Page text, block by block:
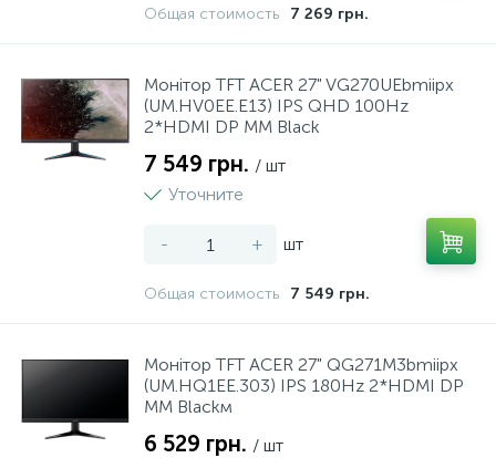
Общая стоимость 7 269 грн.
Монiтор TFT ACER 27" VG270UEbmiipx
(UM.HV0EE.E13) IPS QHD 100Hz
2*HDMI DP MM Black
7 549 грн. / шт
Уточните
- + шт
Общая стоимость 7 549 грн.
Монiтор TFT ACER 27" QG271M3bmiipx
(UM.HQ1EE.303) IPS 180Hz 2*HDMI DP
MM Blackм
6 529 грн. / шт